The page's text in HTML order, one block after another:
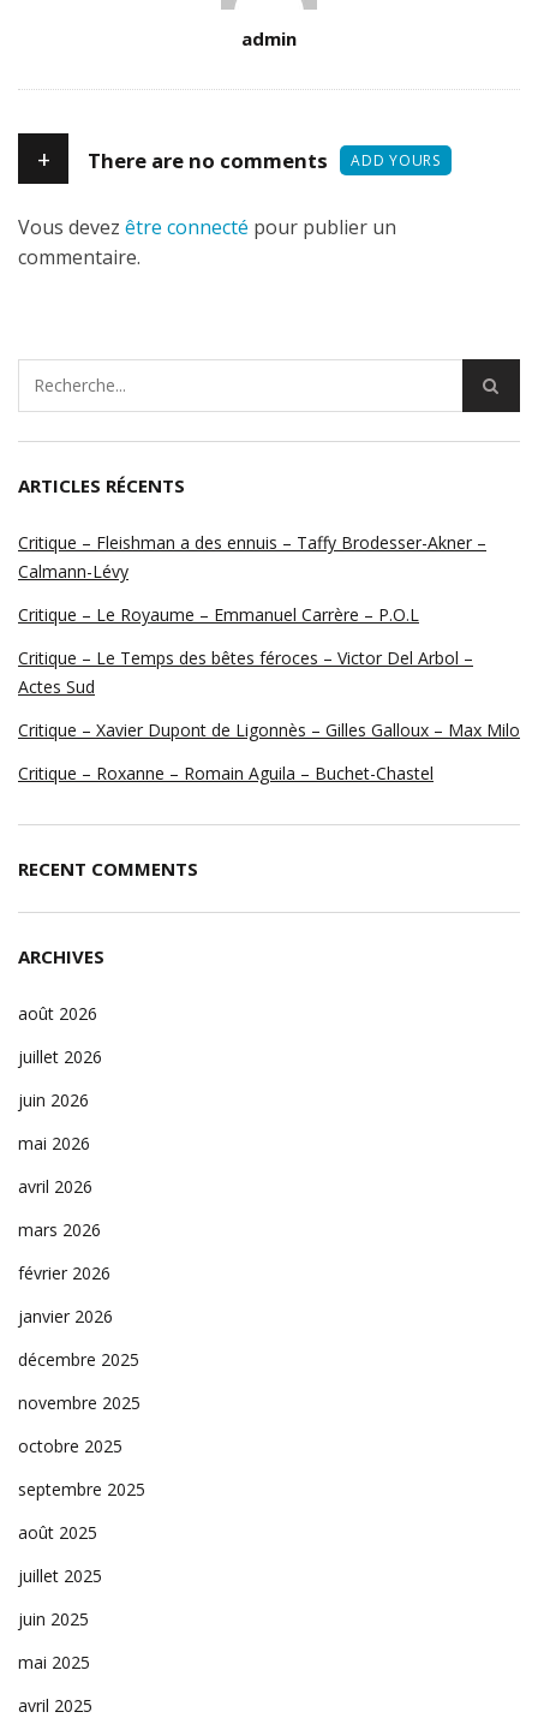
admin
+ There are no comments ADD YOURS
Vous devez être connecté pour publier un
commentaire.
ARTICLES RÉCENTS
Critique – Fleishman a des ennuis – Taffy Brodesser-Akner –
Calmann-Lévy
Critique – Le Royaume – Emmanuel Carrère – P.O.L
Critique – Le Temps des bêtes féroces – Victor Del Arbol –
Actes Sud
Critique – Xavier Dupont de Ligonnès – Gilles Galloux – Max Milo
Critique – Roxanne – Romain Aguila – Buchet-Chastel
RECENT COMMENTS
ARCHIVES
août 2026
juillet 2026
juin 2026
mai 2026
avril 2026
mars 2026
février 2026
janvier 2026
décembre 2025
novembre 2025
octobre 2025
septembre 2025
août 2025
juillet 2025
juin 2025
mai 2025
avril 2025